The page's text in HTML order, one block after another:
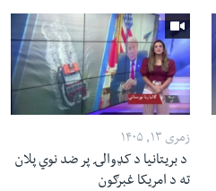
زمری ۱۳, ۱۴۰۵
د بریتانیا د کډوالۍ پر ضد نوي پلان
ته د امریکا غبرګون